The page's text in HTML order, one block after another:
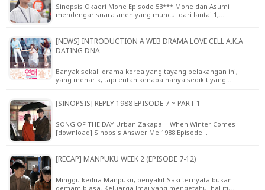
Sinopsis Okaeri Mone Episode 53*** Mone dan Asumi
mendengar suara aneh yang muncul dari lantai 1,…
[NEWS] INTRODUCTION A WEB DRAMA LOVE CELL A.K.A
DATING DNA
Banyak sekali drama korea yang tayang belakangan ini,
yang menarik, tapi entah kenapa hanya sedikit yang…
[SINOPSIS] REPLY 1988 EPISODE 7 ~ PART 1
SONG OF THE DAY Urban Zakapa - When Winter Comes
[download] Sinopsis Answer Me 1988 Episode…
[RECAP] MANPUKU WEEK 2 (EPISODE 7-12)
Minggu kedua Manpuku, penyakit Saki ternyata bukan
demam biasa. Keluarga Imai yang mengetahui hal itu…